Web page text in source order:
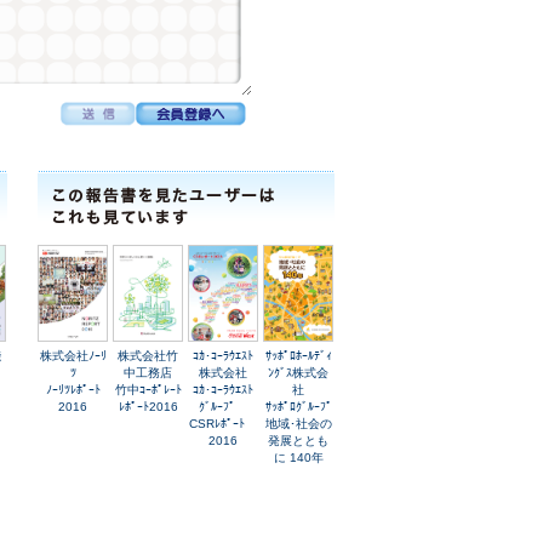
株式会社ﾉｰﾘ
ﾂ
ﾉｰﾘﾂﾚﾎﾟｰﾄ
2016
株式会社竹
中工務店
竹中ｺｰﾎﾟﾚｰﾄ
ﾚﾎﾟｰﾄ2016
ｺｶ･ｺｰﾗｳｴｽﾄ
株式会社
ｺｶ･ｺｰﾗｳｴｽﾄ
ｸﾞﾙｰﾌﾟ
CSRﾚﾎﾟｰﾄ
2016
ｻｯﾎﾟﾛﾎｰﾙﾃﾞｨ
ﾝｸﾞｽ株式会
社
ｻｯﾎﾟﾛｸﾞﾙｰﾌﾟ
地域･社会の
発展ととも
に 140年